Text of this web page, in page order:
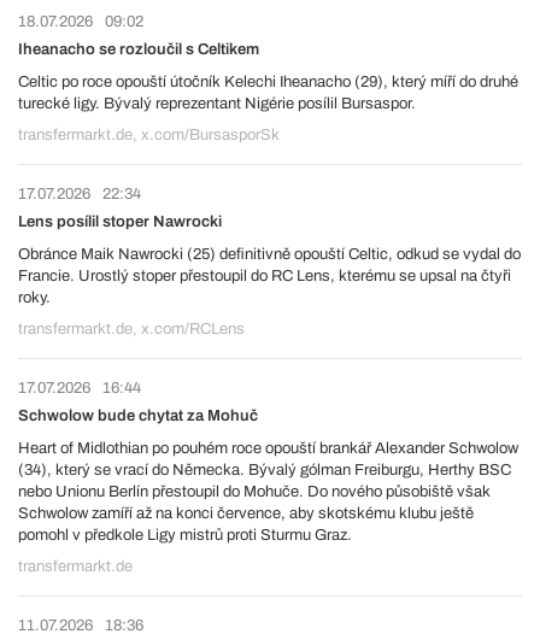
18.07.2026
09:02
Iheanacho se rozloučil s Celtikem
Celtic po roce opouští útočník Kelechi Iheanacho (29), který míří do druhé
turecké ligy. Bývalý reprezentant Nigérie posílil Bursaspor.
transfermarkt.de, x.com/BursasporSk
17.07.2026
22:34
Lens posílil stoper Nawrocki
Obránce Maik Nawrocki (25) definitivně opouští Celtic, odkud se vydal do
Francie. Urostlý stoper přestoupil do RC Lens, kterému se upsal na čtyři
roky.
transfermarkt.de, x.com/RCLens
17.07.2026
16:44
Schwolow bude chytat za Mohuč
Heart of Midlothian po pouhém roce opouští brankář Alexander Schwolow
(34), který se vrací do Německa. Bývalý gólman Freiburgu, Herthy BSC
nebo Unionu Berlín přestoupil do Mohuče. Do nového působiště však
Schwolow zamíří až na konci července, aby skotskému klubu ještě
pomohl v předkole Ligy mistrů proti Sturmu Graz.
transfermarkt.de
11.07.2026 18:36